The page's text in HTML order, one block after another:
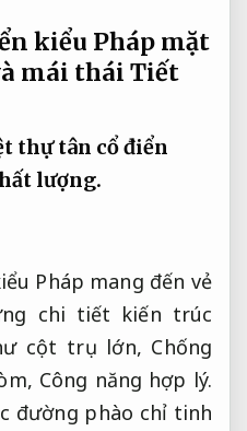
kiểu Pháp mặt
mái thái Tiết
thự tân cổ điển
lượng.
Pháp mang đến vẻ
chi tiết kiến trúc
cột trụ lớn, Chống
Công năng hợp lý.
đường phào chỉ tinh